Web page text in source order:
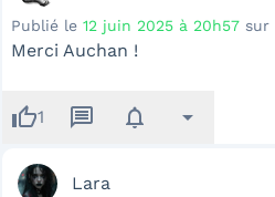
Publié le 12 juin 2025 à 20h57 sur
Merci Auchan !
thumb_up1 message notifications arrow_drop_down
Lara